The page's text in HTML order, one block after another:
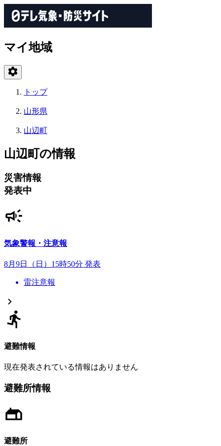
マイ地域
トップ
山形県
山辺町
山辺町の情報
災害情報
発表中
気象警報・注意報
8月9日（日）15時50分 発表
雷注意報
避難情報
現在発表されている情報はありません
避難所情報
避難所